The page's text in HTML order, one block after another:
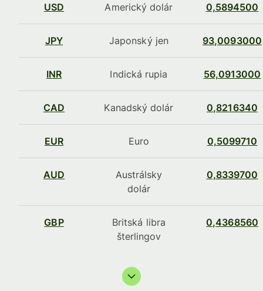
USD Americký dolár 0,5894500
JPY Japonský jen 93,0093000
INR Indická rupia 56,0913000
CAD Kanadský dolár 0,8216340
EUR Euro 0,5099710
AUD
Austrálsky
dolár
0,8339700
GBP
Britská libra
šterlingov
0,4368560